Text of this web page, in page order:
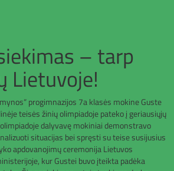
– tarp
Lietuvoje!
progimnazijos 7a klasės mokine Guste
teisės žinių olimpiadoje pateko į geriausiųjų
dalyvavę mokiniai demonstravo
situacijas bei spręsti su teise susijusius
apdovanojimų ceremonija Lietuvos
kur Gustei buvo įteikta padėka